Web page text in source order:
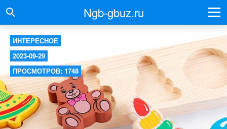
Ngb-gbuz.ru
ИНТЕРЕСНОЕ
2023-09-29
ПРОСМОТРОВ: 1748